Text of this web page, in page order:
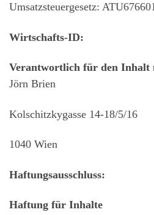
Umsatzsteuergesetz:
Wirtschafts-ID:
Verantwortlich für den Inhalt
Jörn Brien
Kolschitzkygasse 14-18/5/16
1040 Wien
Haftungsausschluss:
Haftung für Inhalte